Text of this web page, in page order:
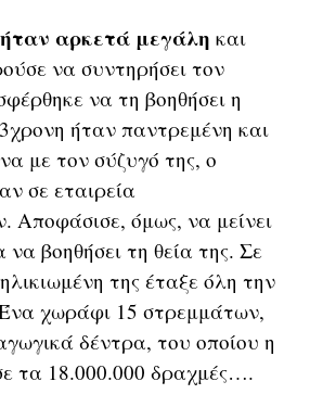
αρκετά μεγάλη και
να συντηρήσει τον
να τη βοηθήσει η
ήταν παντρεμένη και
με τον σύζυγό της, ο
σε εταιρεία
Αποφάσισε, όμως, να μείνει
βοηθήσει τη θεία της. Σε
της έταξε όλη την
Ένα χωράφι 15 στρεμμάτων,
δέντρα, του οποίου η
τα 18.000.000 δραχμές….